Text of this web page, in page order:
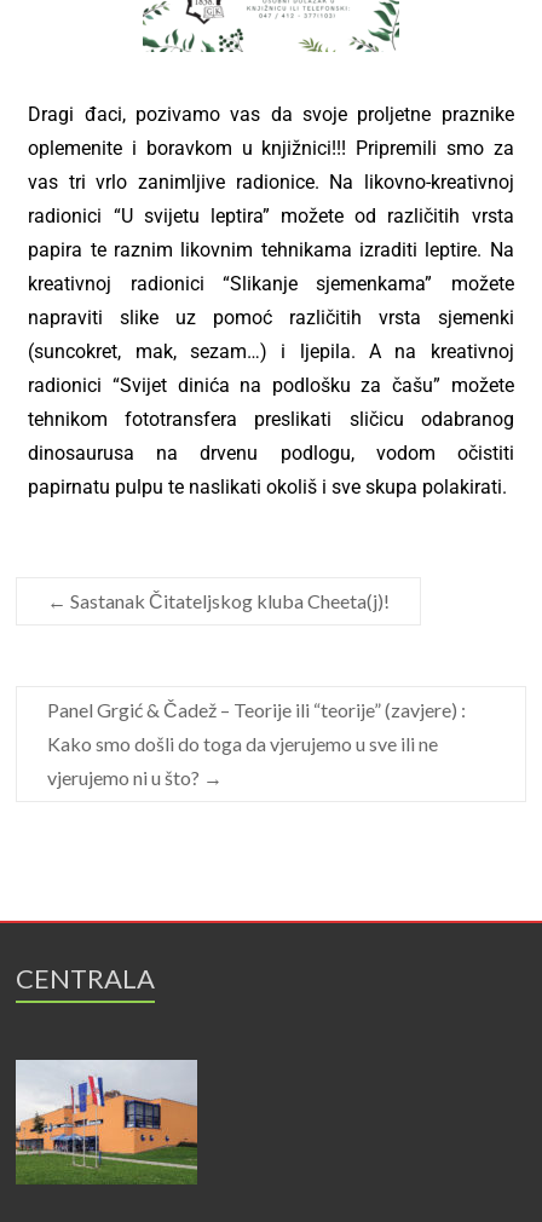
Dragi đaci, pozivamo vas da svoje proljetne praznike
oplemenite i boravkom u knjižnici!!! Pripremili smo za
vas tri vrlo zanimljive radionice. Na likovno-kreativnoj
radionici “U svijetu leptira” možete od različitih vrsta
papira te raznim likovnim tehnikama izraditi leptire. Na
kreativnoj radionici “Slikanje sjemenkama” možete
napraviti slike uz pomoć različitih vrsta sjemenki
(suncokret, mak, sezam…) i ljepila. A na kreativnoj
radionici “Svijet dinića na podlošku za čašu” možete
tehnikom fototransfera preslikati sličicu odabranog
dinosaurusa na drvenu podlogu, vodom očistiti
papirnatu pulpu te naslikati okoliš i sve skupa polakirati.
← Sastanak Čitateljskog kluba Cheeta(j)!
Panel Grgić & Čadež – Teorije ili “teorije” (zavjere) :
Kako smo došli do toga da vjerujemo u sve ili ne
vjerujemo ni u što? →
CENTRALA